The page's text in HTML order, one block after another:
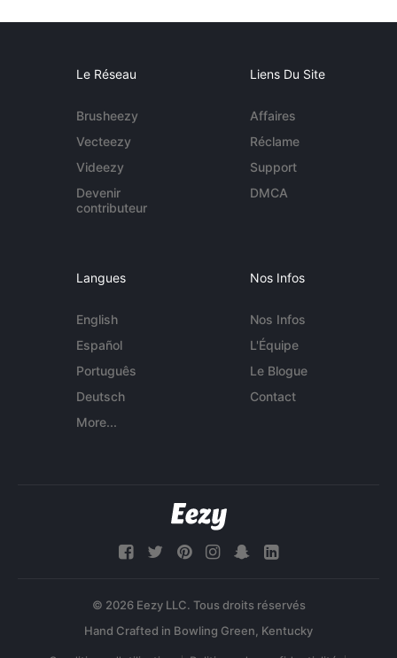
Le Réseau
Brusheezy
Vecteezy
Videezy
Devenir
contributeur
Liens Du Site
Affaires
Réclame
Support
DMCA
Langues
English
Español
Português
Deutsch
More...
Nos Infos
Nos Infos
L'Équipe
Le Blogue
Contact
© 2026 Eezy LLC. Tous droits réservés